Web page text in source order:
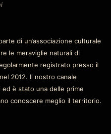
di un’associazione culturale
le meraviglie naturali di
registrato presso il
2012. Il nostro canale
ed è stato una delle prime
conoscere meglio il territorio.